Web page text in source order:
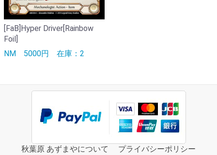
[FaB]Hyper Driver[Rainbow
Foil]
NM 5000円 在庫：2
秋葉原 あずまやについて プライバシーポリシー